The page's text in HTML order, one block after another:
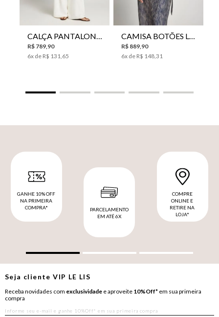
CALÇA PANTALONA LE LIS HORI FEMININA
R$ 789,90
6x de R$ 131,65
CAMISA BOTÕES LE LIS YANNA FEMININA
R$ 889,90
6x de R$ 148,31
GANHE 10% OFF
NA PRIMEIRA
COMPRA*
PARCELAMENTO
EM ATÉ 6X
COMPRE
ONLINE E
RETIRE NA
LOJA*
Seja clienteVIP LE LIS
Receba novidades com exclusividade e aproveite 10%Off* em sua primeira
compra